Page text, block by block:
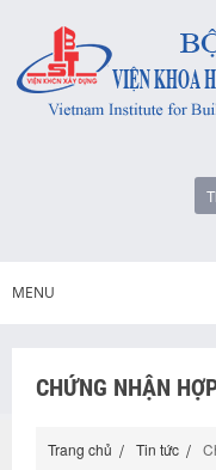
MENU
CHỨNG NHẬN
Trang chủ Tin tức